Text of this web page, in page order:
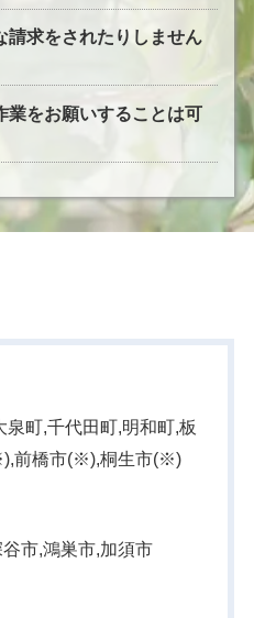
請求をされたりしません
業をお願いすることは可
町,千代田町,明和町,板
前橋市(※),桐生市(※)
市,鴻巣市,加須市